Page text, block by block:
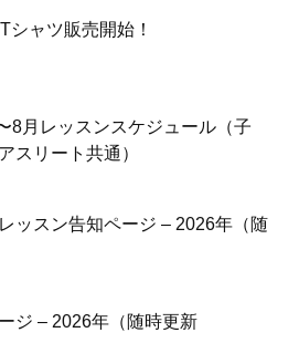
シャツ販売開始！
8月レッスンスケジュール（子
スリート共通）
ッスン告知ページ – 2026年（随
ジ – 2026年（随時更新